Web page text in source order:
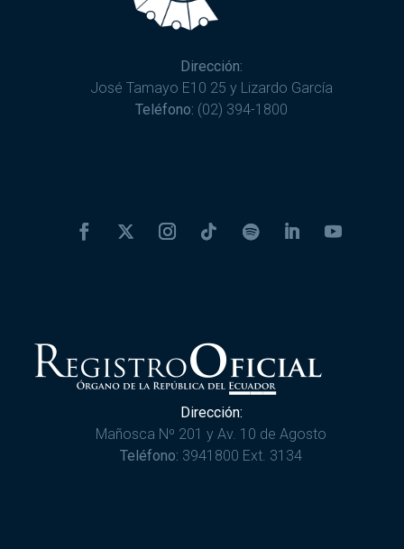
Dirección:
José Tamayo E10 25 y Lizardo García
Teléfono: (02) 394-1800
Dirección:
Mañosca Nº 201 y Av. 10 de Agosto
Teléfono: 3941800 Ext. 3134